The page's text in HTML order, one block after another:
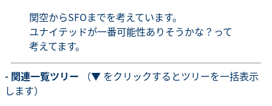
関空からSFOまでを考えています。
ユナイテッドが一番可能性ありそうかな？って
考えてます。
- 関連一覧ツリー （▼ をクリックするとツリーを一括表示
します）